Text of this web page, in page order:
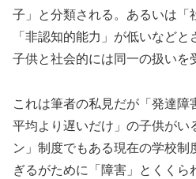
子」と分類される。あるいは「
「非認知的能力」が低いなど
子供と社会的には同一の扱いを
これは筆者の私見だが「発達
平均より遅いだけ」の子供がい
ン」制度でもある現在の学校制
ぎるがために「障害」とくくら